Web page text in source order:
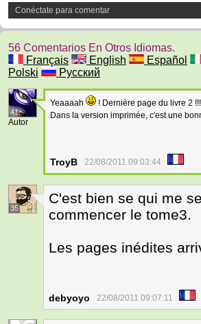
Conéctate para comentar
56 Comentarios En Otros Idiomas.
Français
English Español
Polski
Русский
41
Autor
Yeaaaah
! Dernière page du livre 2 !!!
Dans la version imprimée, c'est une
TroyB 22/08/2011 09:03:44
35
C'est bien se qui me
commencer le tome3.
Les pages inédites
debyoyo 22/08/2011 09:07:11